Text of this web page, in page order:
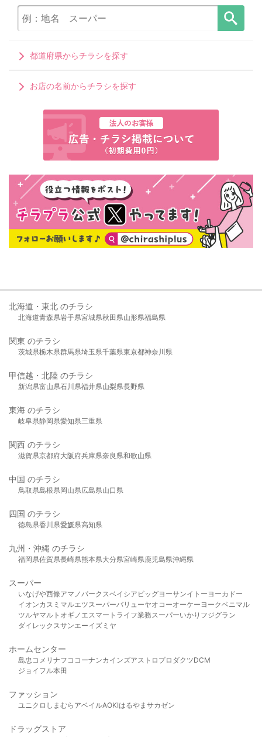
都道府県からチラシを探す
お店の名前からチラシを探す
北海道・東北 のチラシ
北海道青森県岩手県宮城県秋田県山形県福島県
関東 のチラシ
茨城県栃木県群馬県埼玉県千葉県東京都神奈川県
甲信越・北陸 のチラシ
新潟県富山県石川県福井県山梨県長野県
東海 のチラシ
岐阜県静岡県愛知県三重県
関西 のチラシ
滋賀県京都府大阪府兵庫県奈良県和歌山県
中国 のチラシ
鳥取県島根県岡山県広島県山口県
四国 のチラシ
徳島県香川県愛媛県高知県
九州・沖縄 のチラシ
福岡県佐賀県長崎県熊本県大分県宮崎県鹿児島県沖縄県
スーパー
いなげや西條アマノパークスベイシア ビッグヨーサンイトーヨーカドー
イオンカスミ マルエツスーパーバリューヤオコーオーケー ヨークベニマル
ツルヤマルト オギノ エスマート ライフ業務スーパーいかり フジグラン
ダイレックスサンエーイズミヤ
ホームセンター
島忠 コメリ ナフコ コーナンカインズアストロプロダクツDCM
ジョイフル本田
ファッション
ユニクロ しまむら アベイルAOKIはるやま サカゼン
ドラッグストア